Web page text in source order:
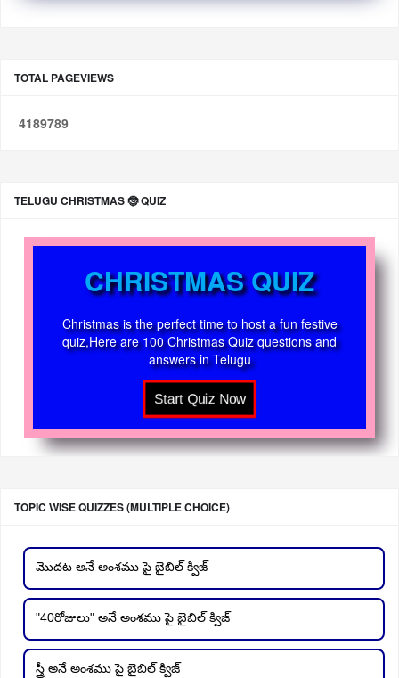
TOTAL PAGEVIEWS
4189789
TELUGU CHRISTMAS 🤶 QUIZ
CHRISTMAS QUIZ
Christmas is the perfect time to host a fun festive
quiz,Here are 100 Christmas Quiz questions and
answers in Telugu
TOPIC WISE QUIZZES (MULTIPLE CHOICE)
మొదట అనే అంశము పై బైబిల్ క్విజ్
"40రోజులు" అనే అంశము పై బైబిల్ క్విజ్
స్త్రీ అనే అంశము పై బైబిల్ క్విజ్